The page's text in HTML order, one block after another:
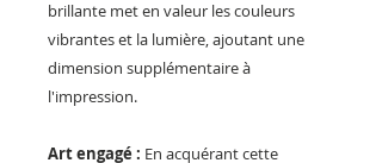
brillante met en valeur les couleurs
vibrantes et la lumière, ajoutant une
dimension supplémentaire à
l'impression.
Art engagé : En acquérant cette